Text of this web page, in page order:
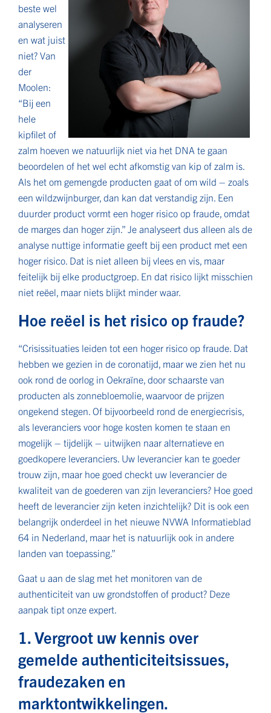
beste wel
analyseren
en wat juist
niet? Van
der
Moolen:
“Bij een
hele
kipfilet of
zalm hoeven we natuurlijk niet via het DNA te gaan
beoordelen of het wel echt afkomstig van kip of zalm is.
Als het om gemengde producten gaat of om wild – zoals
een wildzwijnburger, dan kan dat verstandig zijn. Een
duurder product vormt een hoger risico op fraude, omdat
de marges dan hoger zijn.” Je analyseert dus alleen als de
analyse nuttige informatie geeft bij een product met een
hoger risico. Dat is niet alleen bij vlees en vis, maar
feitelijk bij elke productgroep. En dat risico lijkt misschien
niet reëel, maar niets blijkt minder waar.
Hoe reëel is het risico op fraude?
“Crisissituaties leiden tot een hoger risico op fraude. Dat
hebben we gezien in de coronatijd, maar we zien het nu
ook rond de oorlog in Oekraïne, door schaarste van
producten als zonnebloemolie, waarvoor de prijzen
ongekend stegen. Of bijvoorbeeld rond de energiecrisis,
als leveranciers voor hoge kosten komen te staan en
mogelijk – tijdelijk – uitwijken naar alternatieve en
goedkopere leveranciers. Uw leverancier kan te goeder
trouw zijn, maar hoe goed checkt uw leverancier de
kwaliteit van de goederen van zijn leveranciers? Hoe goed
heeft de leverancier zijn keten inzichtelijk? Dit is ook een
belangrijk onderdeel in het nieuwe NVWA Informatieblad
64 in Nederland, maar het is natuurlijk ook in andere
landen van toepassing.”
Gaat u aan de slag met het monitoren van de
authenticiteit van uw grondstoffen of product? Deze
aanpak tipt onze expert.
1. Vergroot uw kennis over
gemelde authenticiteitsissues,
fraudezaken en
marktontwikkelingen.